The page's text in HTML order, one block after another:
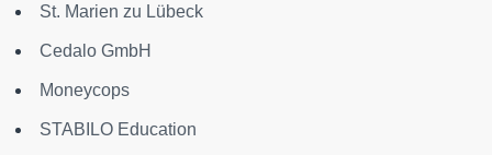
St. Marien zu Lübeck
Cedalo GmbH
Moneycops
STABILO Education